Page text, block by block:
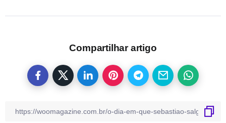
Compartilhar artigo